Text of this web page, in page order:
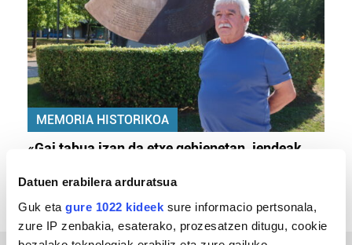
Datuen erabilera arduratsua
Guk eta gure 1022 kideek sure informacio pertsonala,
zure IP zenbakia, esaterako, prozesatzen ditugu, cookie
MEMORIA HISTORIKOA
«Gai tabua izan da etxe gehienetan, jendeak